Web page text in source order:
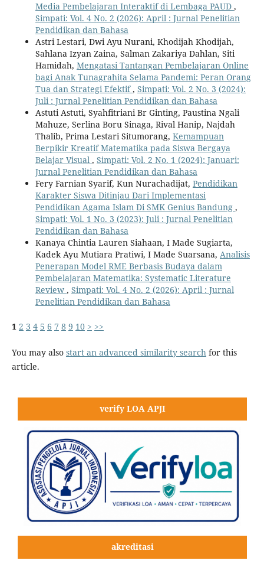
Media Pembelajaran Interaktif di Lembaga PAUD ,
Simpati: Vol. 4 No. 2 (2026): April : Jurnal Penelitian
Pendidikan dan Bahasa
Astri Lestari, Dwi Ayu Nurani, Khodijah Khodijah,
Sahlana Izyan Zaina, Salman Zakariya Dahlan, Siti
Hamidah, Mengatasi Tantangan Pembelajaran Online
bagi Anak Tunagrahita Selama Pandemi: Peran Orang
Tua dan Strategi Efektif, Simpati: Vol. 2 No. 3 (2024):
Juli : Jurnal Penelitian Pendidikan dan Bahasa
Astuti Astuti, Syahfitriani Br Ginting, Paustina Ngali
Mahuze, Serlina Boru Sinaga, Rival Hanip, Najdah
Thalib, Prima Lestari Situmorang, Kemampuan
Berpikir Kreatif Matematika pada Siswa Bergaya
Belajar Visual , Simpati: Vol. 2 No. 1 (2024): Januari:
Jurnal Penelitian Pendidikan dan Bahasa
Fery Farnian Syarif, Kun Nurachadijat, Pendidikan
Karakter Siswa Ditinjau Dari Implementasi
Pendidikan Agama Islam Di SMK Genius Bandung ,
Simpati: Vol. 1 No. 3 (2023): Juli : Jurnal Penelitian
Pendidikan dan Bahasa
Kanaya Chintia Lauren Siahaan, I Made Sugiarta,
Kadek Ayu Mutiara Pratiwi, I Made Suarsana, Analisis
Penerapan Model RME Berbasis Budaya dalam
Pembelajaran Matematika: Systematic Literature
Review , Simpati: Vol. 4 No. 2 (2026): April : Jurnal
Penelitian Pendidikan dan Bahasa
1 2 3 4 5 6 7 8 9 10 > >>
You may also start an advanced similarity searchfor this
article.
verify LOA APJI
akreditasi